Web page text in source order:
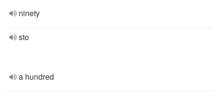
ninety
sto
a hundred